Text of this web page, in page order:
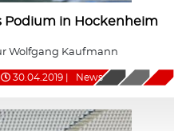
Podium in Hockenheim
Wolfgang Kaufmann
30.04.2019 News